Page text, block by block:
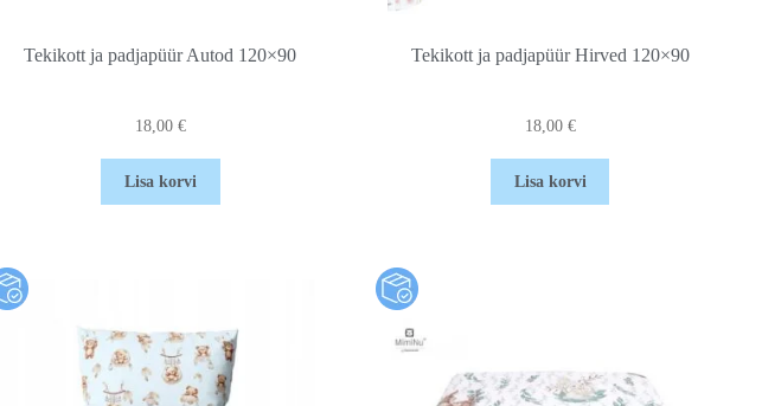
Tekikott ja padjapüür Autod 120×90
18,00 €
Lisa korvi
Tekikott ja padjapüür Hirved 120×90
18,00 €
Lisa korvi